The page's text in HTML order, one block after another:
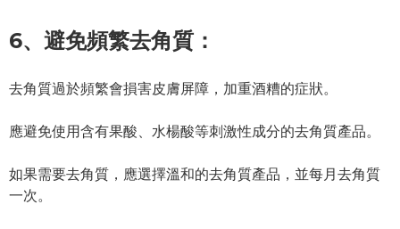
6、 避免頻繁去角質：
去角質過於頻繁會損害皮膚屏障，加重酒糟的症狀。
應避免使用含有果酸、水楊酸等刺激性成分的去角質產品。
如果需要去角質，應選擇溫和的去角質產品，並每月去角質
一次。